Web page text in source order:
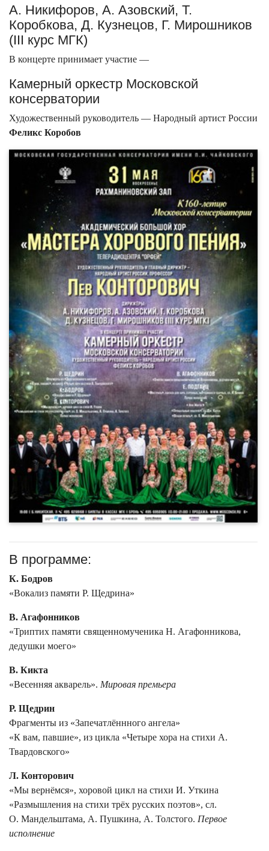
А. Никифоров, А. Азовский, Т.
Коробкова, Д. Кузнецов, Г. Мирошников
(III курс МГК)
В концерте принимает участие —
Камерный оркестр Московской
консерватории
Художественный руководитель — Народный артист России
Феликс Коробов
В программе:
К. Бодров
«Вокализ памяти Р. Щедрина»
В. Агафонников
«Триптих памяти священномученика Н. Агафонникова,
дедушки моего»
В. Кикта
«Весенняя акварель». Мировая премьера
Р. Щедрин
Фрагменты из «Запечатлённного ангела»
«К вам, павшие», из цикла «Четыре хора на стихи А.
Твардовского»
Л. Конторович
«Мы вернёмся», хоровой цикл на стихи И. Уткина
«Размышления на стихи трёх русских поэтов», сл.
О. Мандельштама, А. Пушкина, А. Толстого. Первое
исполнение